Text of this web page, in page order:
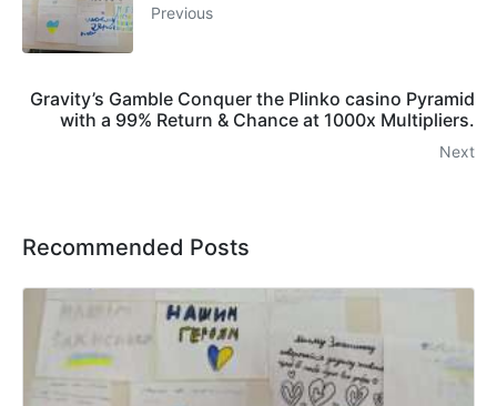
Previous
Gravity’s Gamble Conquer the Plinko casino Pyramid
with a 99% Return & Chance at 1000x Multipliers.
Next
Recommended Posts